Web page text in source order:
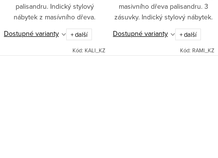
palisandru. Indický stylový
nábytek z masívního dřeva.
Dostupné varianty
+ další
Kód: KALI_KZ
masivního dřeva palisandru. 3
zásuvky. Indický stylový nábytek.
Dostupné varianty
+ další
Kód: RAMI_KZ